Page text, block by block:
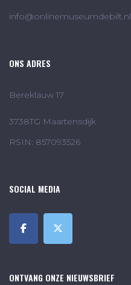
info@onlinemuseumdebilt.nl
ONS ADRES
Bereklauw 17
3738TG Maartensdijk
RSIN: 857093526
SOCIAL MEDIA
ONTVANG ONZE NIEUWSBRIEF